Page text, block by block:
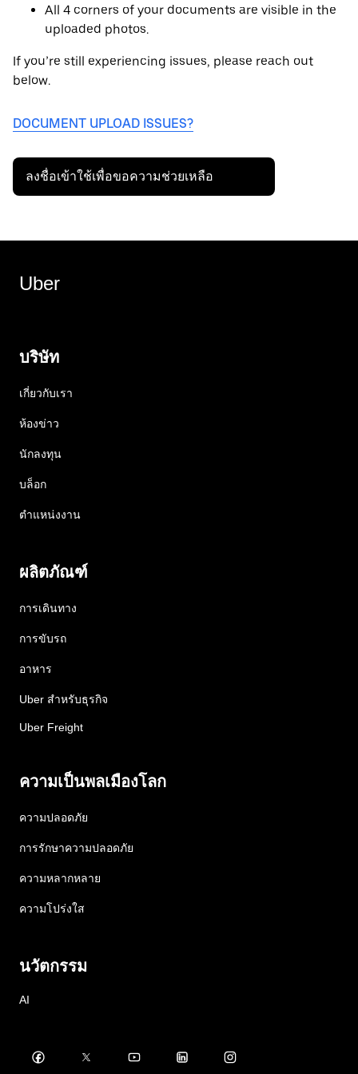
All 4 corners of your documents are visible in the
uploaded photos.
If you’re still experiencing issues, please reach out
below.
DOCUMENT UPLOAD ISSUES?
ลงชื่อเข้าใช้เพื่อขอความช่วยเหลือ
Uber
บริษัท
เกี่ยวกับเรา
ห้องข่าว
นักลงทุน
บล็อก
ตำแหน่งงาน
ผลิตภัณฑ์
การเดินทาง
การขับรถ
อาหาร
Uber สำหรับธุรกิจ
Uber Freight
ความเป็นพลเมืองโลก
ความปลอดภัย
การรักษาความปลอดภัย
ความหลากหลาย
ความโปร่งใส
นวัตกรรม
AI